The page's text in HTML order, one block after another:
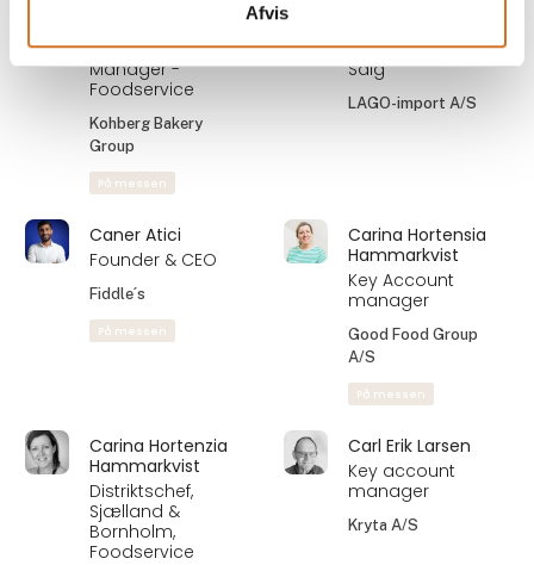
Afvis
Key Account
Manager -
Foodservice
Kohberg Bakery
Group
På messen
Pedersen
Salg
LAGO-import A/S
Caner Atici
Founder & CEO
Fiddle´s
På messen
Carina Hortensia
Hammarkvist
Key Account
manager
Good Food Group
A/S
På messen
Carina Hortenzia
Hammarkvist
Distriktschef,
Sjælland &
Bornholm,
Foodservice
Carl Erik Larsen
Key account
manager
Kryta A/S